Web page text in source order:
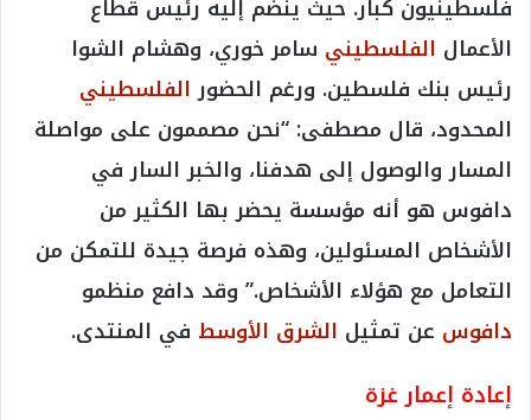
فلسطينيون كبار. حيث ينضم إليه رئيس قطاع
الأعمال الفلسطيني سامر خوري، وهشام الشوا
رئيس بنك فلسطين. ورغم الحضورالفلسطيني
المحدود، قال مصطفى: “نحن مصممون على مواصلة
المسار والوصول إلى هدفنا، والخبر السار في
دافوس هو أنه مؤسسة يحضر بها الكثير من
الأشخاص المسئولين، وهذه فرصة جيدة للتمكن من
التعامل مع هؤلاء الأشخاص.” وقد دافع منظمو
دافوس عن تمثيل الشرق الأوسط في المنتدى.
إعادة إعمار غزة